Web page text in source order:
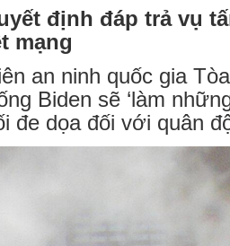
Syria,
trả
đũa
tấn
công
bằng
máy
định đáp trả vụ
mạng
an ninh quốc gia
Biden sẽ ‘làm
đe dọa đối với quân